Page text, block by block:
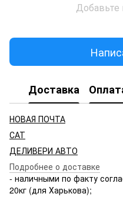
Доставка
НОВАЯ ПОЧТА
САТ
ДЕЛИВЕРИ АВТО
Подробнее о доставке
- наличными по факту
20кг (для Харькова);